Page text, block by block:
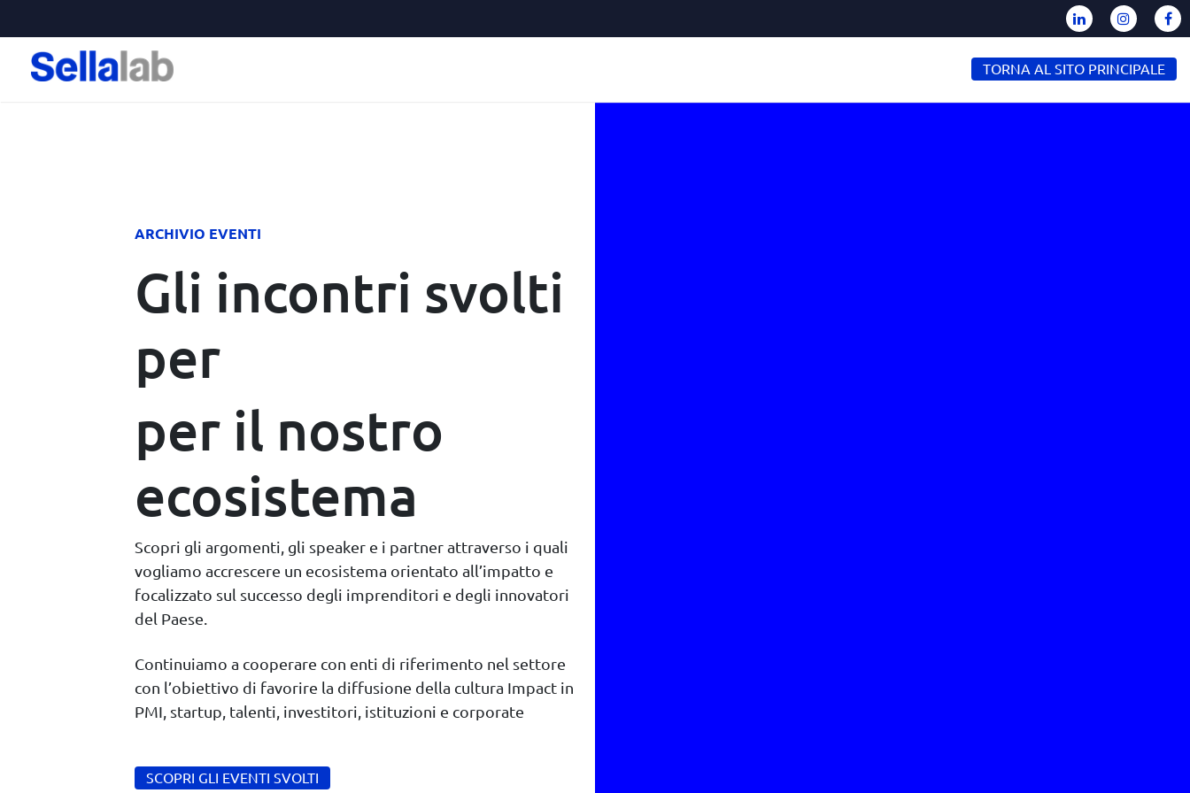
TORNA AL SITO PRINCIPALE
ARCHIVIO EVENTI​
Gli incontri svolti
per
per il nostro
ecosistema
Scopri gli argomenti, gli speaker e i partner attraverso i quali
vogliamo accrescere un ecosistema orientato all’impatto e
focalizzato sul successo degli imprenditori e degli innovatori
del Paese.
Continuiamo a cooperare con enti di riferimento nel settore
con l’obiettivo di favorire la diffusione della cultura Impact in
PMI, startup, talenti, investitori, istituzioni e corporate​
SCOPRI GLI EVENTI S​​​​VOLTI